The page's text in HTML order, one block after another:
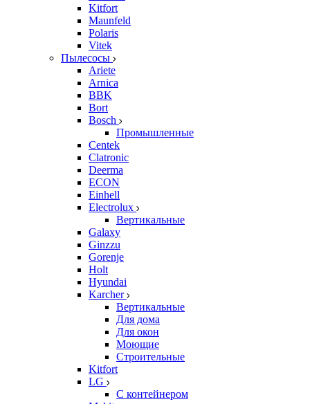
Kitfort
Maunfeld
Polaris
Vitek
Пылесосы
Ariete
Arnica
BBK
Bort
Bosch
Промышленные
Centek
Clatronic
Deerma
ECON
Einhell
Electrolux
Вертикальные
Galaxy
Ginzzu
Gorenje
Holt
Hyundai
Karcher
Вертикальные
Для дома
Для окон
Моющие
Строительные
Kitfort
LG
С контейнером